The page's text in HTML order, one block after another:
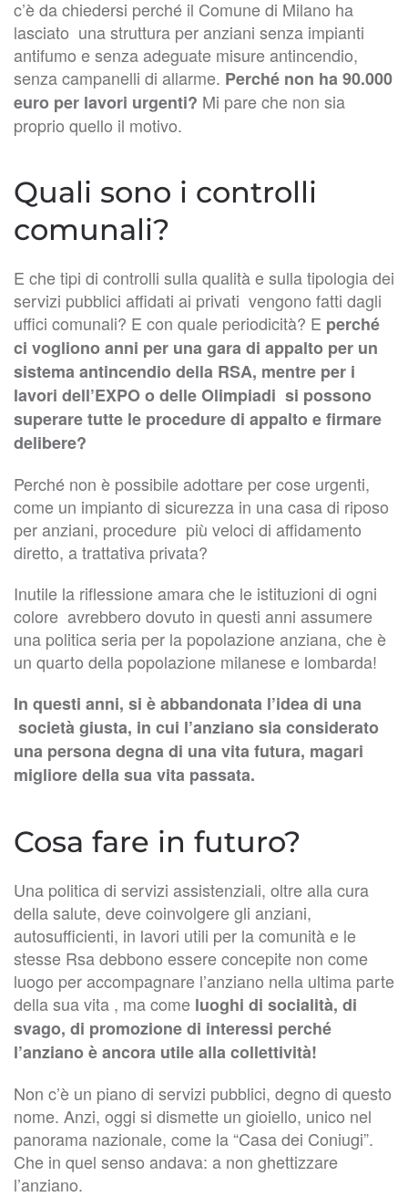
c’è da chiedersi perché il Comune di Milano ha
lasciato una struttura per anziani senza impianti
antifumo e senza adeguate misure antincendio,
senza campanelli di allarme. Perché non ha 90.000
euro per lavori urgenti? Mi pare che non sia
proprio quello il motivo.
Quali sono i controlli
comunali?
E che tipi di controlli sulla qualità e sulla tipologia dei
servizi pubblici affidati ai privati vengono fatti dagli
uffici comunali? E con quale periodicità? E perché
ci vogliono anni per una gara di appalto per un
sistema antincendio della RSA, mentre per i
lavori dell’EXPO o delle Olimpiadi si possono
superare tutte le procedure di appalto e firmare
delibere?
Perché non è possibile adottare per cose urgenti,
come un impianto di sicurezza in una casa di riposo
per anziani, procedure più veloci di affidamento
diretto, a trattativa privata?
Inutile la riflessione amara che le istituzioni di ogni
colore avrebbero dovuto in questi anni assumere
una politica seria per la popolazione anziana, che è
un quarto della popolazione milanese e lombarda!
In questi anni, si è abbandonata l’idea di una
società giusta, in cui l’anziano sia considerato
una persona degna di una vita futura, magari
migliore della sua vita passata.
Cosa fare in futuro?
Una politica di servizi assistenziali, oltre alla cura
della salute, deve coinvolgere gli anziani,
autosufficienti, in lavori utili per la comunità e le
stesse Rsa debbono essere concepite non come
luogo per accompagnare l’anziano nella ultima parte
della sua vita , ma come luoghi di socialità, di
svago, di promozione di interessi perché
l’anziano è ancora utile alla collettività!
Non c’è un piano di servizi pubblici, degno di questo
nome. Anzi, oggi si dismette un gioiello, unico nel
panorama nazionale, come la “Casa dei Coniugi”.
Che in quel senso andava: a non ghettizzare
l’anziano.